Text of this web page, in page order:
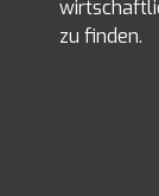
zu finden.